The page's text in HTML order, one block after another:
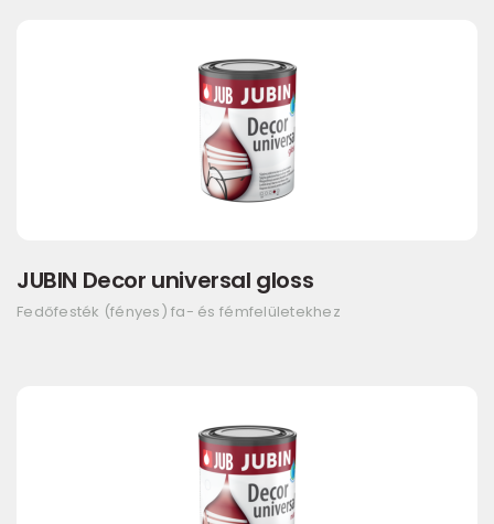
JUBIN Decor universal gloss
Fedőfesték (fényes) fa- és fémfelületekhez